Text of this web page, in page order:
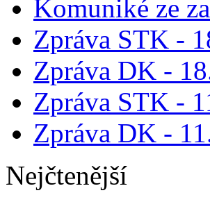
Komuniké ze
Zpráva STK -
Zpráva DK -
Zpráva STK -
Zpráva DK -
Nejčtenější